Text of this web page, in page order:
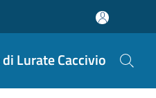
Lurate Caccivio